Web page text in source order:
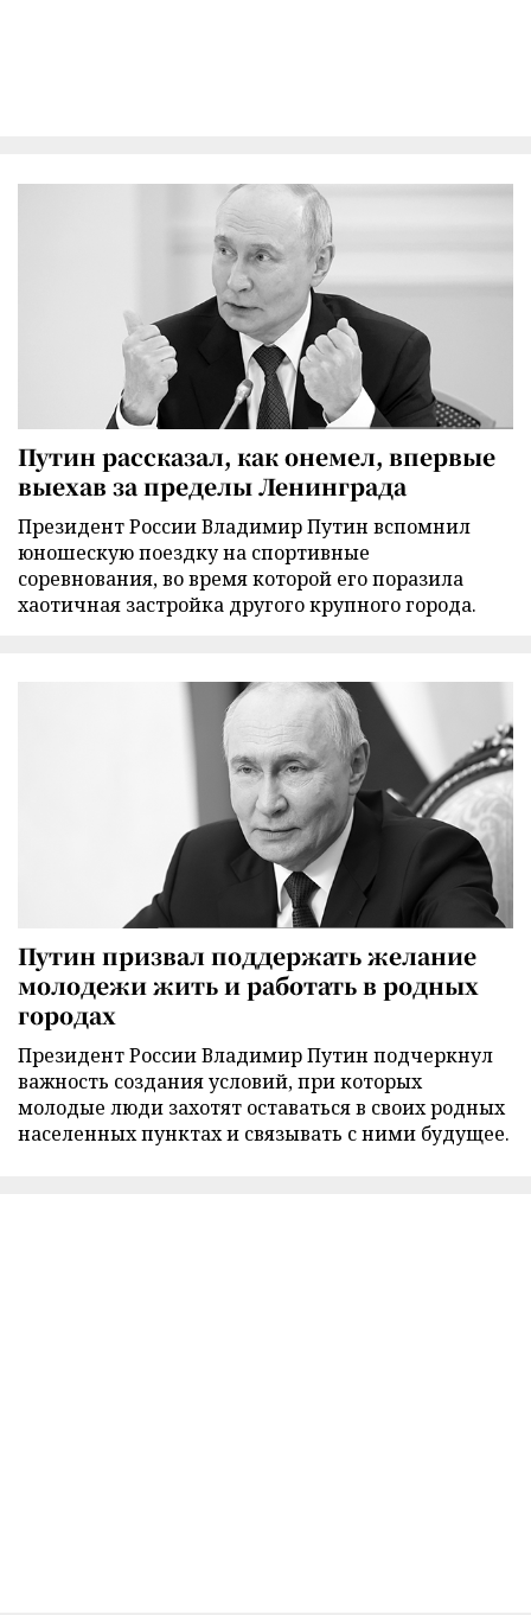
Путин рассказал, как онемел, впервые
выехав за пределы Ленинграда
Президент России Владимир Путин вспомнил
юношескую поездку на спортивные
соревнования, во время которой его поразила
хаотичная застройка другого крупного города.
Путин призвал поддержать желание
молодежи жить и работать в родных
городах
Президент России Владимир Путин подчеркнул
важность создания условий, при которых
молодые люди захотят оставаться в своих родных
населенных пунктах и связывать с ними будущее.